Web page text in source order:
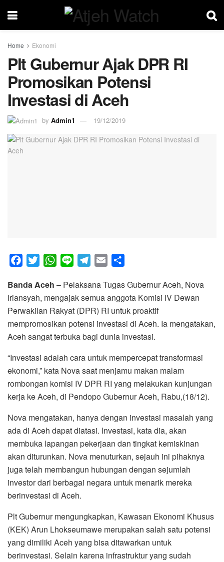
Home Ekonomi
Plt Gubernur Ajak DPR RI
Promosikan Potensi
Investasi di Aceh
by Admin1 19/12/2019
c
e
b
o
o
i
t
t
e
r
W
a
t
s
A
p
n
e
l
e
g
r
a
a
i
l
a
r
e
Banda Aceh – Pelaksana Tugas Gubernur Aceh, Nova
Iriansyah, mengajak semua anggota Komisi IV Dewan
Perwakilan Rakyat (DPR) RI untuk proaktif
mempromosikan potensi investasi di Aceh. Ia mengatakan,
Aceh sangat terbuka bagi dunia investasi.
“Investasi adalah cara untuk mempercepat transformasi
ekonomi,” kata Nova saat menjamu makan malam
rombongan komisi IV DPR RI yang melakukan kunjungan
kerja ke Aceh, di Pendopo Gubernur Aceh, Rabu,(18/12).
Nova mengatakan, hanya dengan investasi masalah yang
ada di Aceh dapat diatasi. Investasi, kata dia, akan
membuka lapangan pekerjaan dan tingkat kemiskinan
akan diturunkan. Nova menuturkan, sejauh ini pihaknya
juga telah membangun hubungan dengan sejumlah
investor dari berbagai negara untuk menarik mereka
berinvestasi di Aceh.
Plt Gubernur mengungkapkan, Kawasan Ekonomi Khusus
(KEK) Arun Lhokseumawe merupakan salah satu potensi
yang dimiliki Aceh yang bisa ditawarkan untuk
berinvestasi. Selain karena infrastruktur yang sudah